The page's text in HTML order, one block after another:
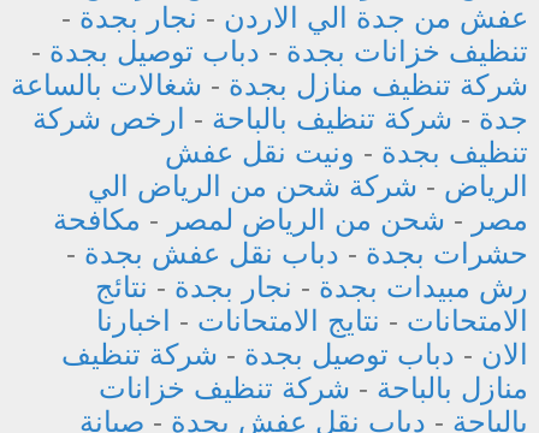
عفش من جدة الي الاردن - نجار بجدة -
تنظيف خزانات بجدة - دباب توصيل بجدة -
شركة تنظيف منازل بجدة - شغالات بالساعة
جدة - شركة تنظيف بالباحة - ارخص شركة
تنظيف بجدة - ونيت نقل عفش
الرياض - شركة شحن من الرياض الي
مصر - شحن من الرياض لمصر - مكافحة
حشرات بجدة - دباب نقل عفش بجدة -
رش مبيدات بجدة - نجار بجدة - نتائج
الامتحانات - نتايج الامتحانات - اخبارنا
الان - دباب توصيل بجدة - شركة تنظيف
منازل بالباحة - شركة تنظيف خزانات
بالباحة - دباب نقل عفش بجدة - صيانة